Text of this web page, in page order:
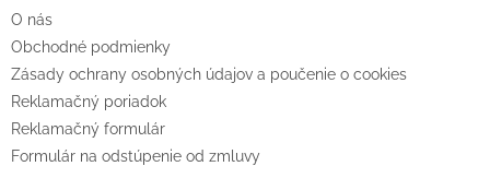
e
O nás
Obchodné podmienky
Zásady ochrany osobných údajov a poučenie o cookies
Reklamačný poriadok
Reklamačný formulár
Formulár na odstúpenie od zmluvy